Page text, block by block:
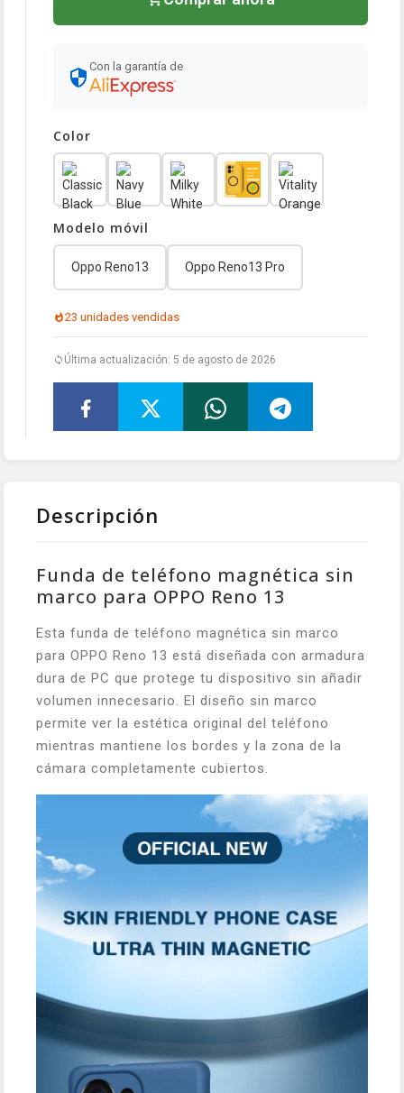
Con la garantía de
Color
Modelo móvil
Oppo Reno13 Oppo Reno13 Pro
23 unidades vendidas
Última actualización: 5 de agosto de 2026
Descripción
Funda de teléfono magnética sin
marco para OPPO Reno 13
Esta funda de teléfono magnética sin marco
para OPPO Reno 13 está diseñada con armadura
dura de PC que protege tu dispositivo sin añadir
volumen innecesario. El diseño sin marco
permite ver la estética original del teléfono
mientras mantiene los bordes y la zona de la
cámara completamente cubiertos.